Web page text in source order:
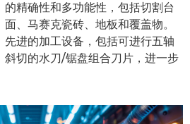
的精确性和多功能性，包括切割台
面、马赛克瓷砖、地板和覆盖物。
先进的加工设备，包括可进行五轴
斜切的水刀/锯盘组合刀片，进一步